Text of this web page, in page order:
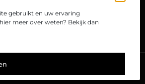
gebruikt en uw ervaring
meer over weten? Bekijk dan